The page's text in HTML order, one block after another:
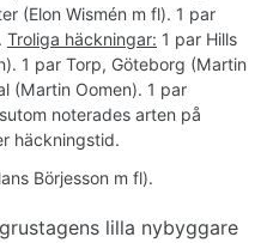
(Elon Wismén m fl). 1 par
Troliga häckningar: 1 par Hills
1 par Torp, Göteborg (Martin
(Martin Oomen). 1 par
noterades arten på
häckningstid.
Börjesson m fl).
lilla nybyggare